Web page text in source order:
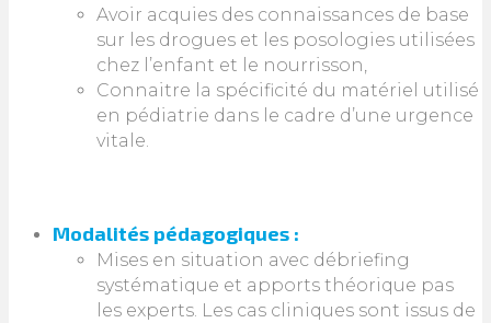
Avoir acquies des connaissances de base
sur les drogues et les posologies utilisées
chez l’enfant et le nourrisson,
Connaitre la spécificité du matériel utilisé
en pédiatrie dans le cadre d’une urgence
vitale.
Modalités pédagogiques :
Mises en situation avec débriefing
systématique et apports théorique pas
les experts. Les cas cliniques sont issus de